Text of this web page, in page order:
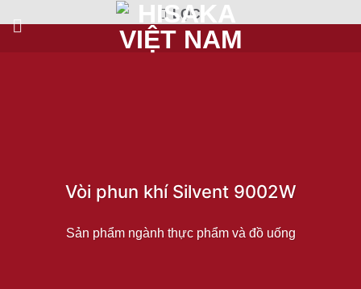
qua
LỌC
Vòi phun khí Silvent 9002W
Sản phẩm ngành thực phẩm và đồ uống